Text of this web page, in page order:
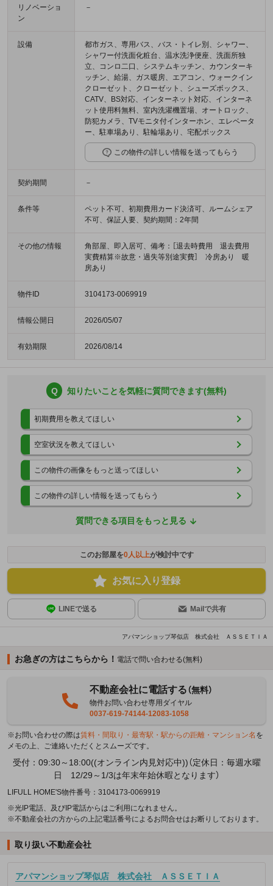
リノベーショ
ン
－
設備
都市ガス、専用バス、バス・トイレ別、シャワー、
シャワー付洗面化粧台、温水洗浄便座、洗面所独
立、コンロ二口、システムキッチン、カウンターキ
ッチン、給湯、ガス暖房、エアコン、ウォークイン
クローゼット、クローゼット、シューズボックス、
CATV、BS対応、インターネット対応、インターネ
ット使用料無料、室内洗濯機置場、オートロック、
防犯カメラ、TVモニタ付インターホン、エレベータ
ー、駐車場あり、駐輪場あり、宅配ボックス
この物件の詳しい情報を送ってもらう
契約期間 －
条件等
ペット不可、初期費用カード決済可、ルームシェア
不可、保証人要、契約期間：2年間
その他の情報
角部屋、即入居可、備考：［退去時費用 退去費用
実費精算※故意・過失等別途実費］ 冷房あり 暖
房あり
物件ID 3104173-0069919
情報公開日 2026/05/07
有効期限 2026/08/14
Q 知りたいことを気軽に質問できます(無料)
初期費用を教えてほしい
空室状況を教えてほしい
この物件の画像をもっと送ってほしい
この物件の詳しい情報を送ってもらう
質問できる項目をもっと見る
このお部屋を0人以上が検討中です
お気に入り登録
LINEで送る Mailで共有
アパマンショップ琴似店 株式会社 ＡＳＳＥＴＩＡ
お急ぎの方はこちらから！ 電話で問い合わせる(無料)
不動産会社に電話する（無料）
物件お問い合わせ専用ダイヤル
0037-619-74144-12083-1058
※お問い合わせの際は賃料・間取り・最寄駅・駅からの距離・マンション名 を
メモの上、ご連絡いただくとスムーズです。
受付：09:30～18:00((オンライン内見対応中))（定休日：毎週水曜
日 12/29～1/3は年末年始休暇となります）
LIFULL HOME'S物件番号：3104173-0069919
※光IP電話、及びIP電話からはご利用になれません。
※不動産会社の方からの上記電話番号によるお問合せはお断りしております。
取り扱い不動産会社
アパマンショップ琴似店 株式会社 ＡＳＳＥＴＩＡ